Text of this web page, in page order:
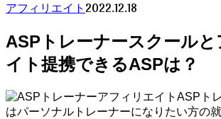
アフィリエイト 2022.12.18
ASPトレーナースクール
イト提携できるASPは？
ASPト
はパーソナルトレーナーになりたい方の